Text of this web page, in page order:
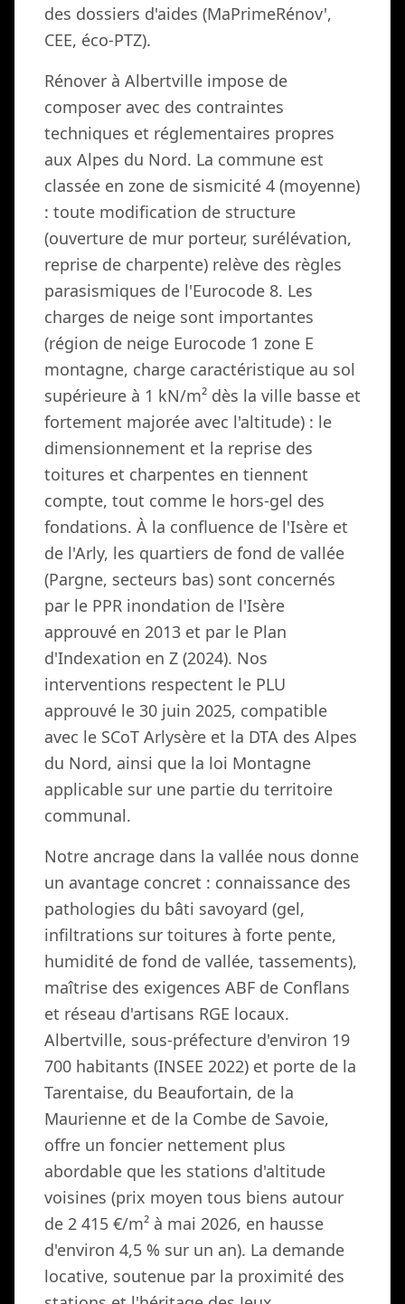
des dossiers d'aides (MaPrimeRénov',
CEE, éco-PTZ).
Rénover à Albertville impose de
composer avec des contraintes
techniques et réglementaires propres
aux Alpes du Nord. La commune est
classée en zone de sismicité 4 (moyenne)
: toute modification de structure
(ouverture de mur porteur, surélévation,
reprise de charpente) relève des règles
parasismiques de l'Eurocode 8. Les
charges de neige sont importantes
(région de neige Eurocode 1 zone E
montagne, charge caractéristique au sol
supérieure à 1 kN/m² dès la ville basse et
fortement majorée avec l'altitude) : le
dimensionnement et la reprise des
toitures et charpentes en tiennent
compte, tout comme le hors-gel des
fondations. À la confluence de l'Isère et
de l'Arly, les quartiers de fond de vallée
(Pargne, secteurs bas) sont concernés
par le PPR inondation de l'Isère
approuvé en 2013 et par le Plan
d'Indexation en Z (2024). Nos
interventions respectent le PLU
approuvé le 30 juin 2025, compatible
avec le SCoT Arlysère et la DTA des Alpes
du Nord, ainsi que la loi Montagne
applicable sur une partie du territoire
communal.
Notre ancrage dans la vallée nous donne
un avantage concret : connaissance des
pathologies du bâti savoyard (gel,
infiltrations sur toitures à forte pente,
humidité de fond de vallée, tassements),
maîtrise des exigences ABF de Conflans
et réseau d'artisans RGE locaux.
Albertville, sous-préfecture d'environ 19
700 habitants (INSEE 2022) et porte de la
Tarentaise, du Beaufortain, de la
Maurienne et de la Combe de Savoie,
offre un foncier nettement plus
abordable que les stations d'altitude
voisines (prix moyen tous biens autour
de 2 415 €/m² à mai 2026, en hausse
d'environ 4,5 % sur un an). La demande
locative, soutenue par la proximité des